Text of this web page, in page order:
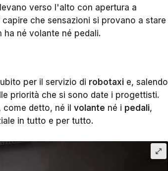
verso l'alto con apertura a
che sensazioni si provano a stare
né volante né pedali.
per il servizio di robotaxi e, salendo
priorità che si sono date i progettisti.
detto, né il volante né i pedali,
in tutto e per tutto.